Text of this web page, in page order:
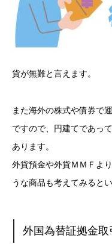
貨が無難と言えます。
また海外の株式や債券で
ですので、円建てであっ
あります。
外貨預金や外貨ＭＭＦよ
うな商品も考えてみると
外国為替証拠金取